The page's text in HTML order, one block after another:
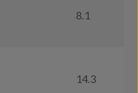
8.1
14.3